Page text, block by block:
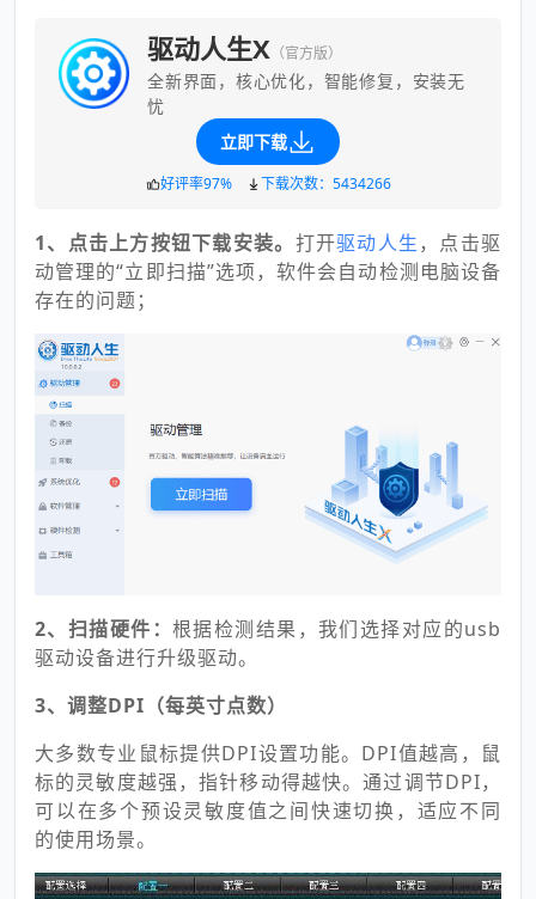
驱动人生X （官方版）
全新界面，核心优化，智能修复，安装无
忧
立即下载
好评率97% 下载次数：5434266
1、点击上方按钮下载安装。 打开驱动人生 ，点击驱
动管理的“立即扫描”选项，软件会自动检测电脑设备
存在的问题；
2、扫描硬件： 根据检测结果，我们选择对应的usb
驱动设备进行升级驱动。
3、调整DPI（每英寸点数）
大多数专业鼠标提供DPI设置功能。DPI值越高，鼠
标的灵敏度越强，指针移动得越快。通过调节DPI，
可以在多个预设灵敏度值之间快速切换，适应不同
的使用场景。